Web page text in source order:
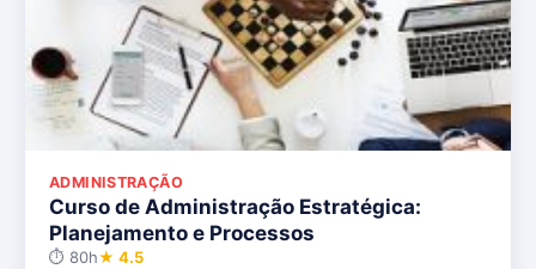
ADMINISTRAÇÃO
Curso de Administração Estratégica:
Planejamento e Processos
⏱ 80h★ 4.5